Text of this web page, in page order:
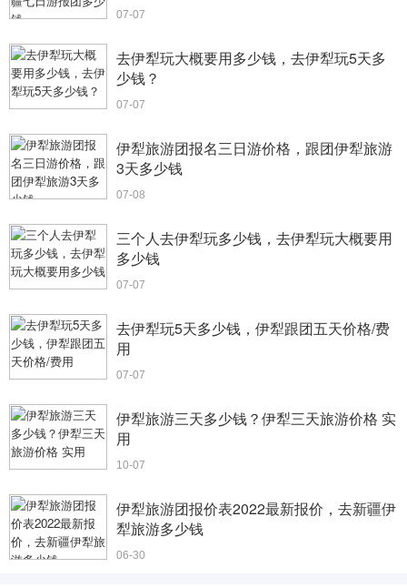
07-07
去伊犁玩大概要用多少钱，去伊犁玩5天多
少钱？
07-07
伊犁旅游团报名三日游价格，跟团伊犁旅游
3天多少钱
07-08
三个人去伊犁玩多少钱，去伊犁玩大概要用
多少钱
07-07
去伊犁玩5天多少钱，伊犁跟团五天价格/费
用
07-07
伊犁旅游三天多少钱？伊犁三天旅游价格 实
用
10-07
伊犁旅游团报价表2022最新报价，去新疆伊
犁旅游多少钱
06-30